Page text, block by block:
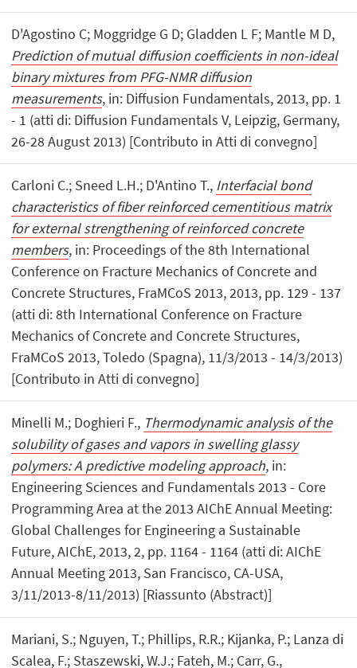
D'Agostino C; Moggridge G D; Gladden L F; Mantle M D,
Prediction of mutual diffusion coefficients in non-ideal
binary mixtures from PFG-NMR diffusion
measurements, in: Diffusion Fundamentals, 2013, pp. 1
- 1 (atti di: Diffusion Fundamentals V, Leipzig, Germany,
26-28 August 2013) [Contributo in Atti di convegno]
Carloni C.; Sneed L.H.; D'Antino T., Interfacial bond
characteristics of fiber reinforced cementitious matrix
for external strengthening of reinforced concrete
members, in: Proceedings of the 8th International
Conference on Fracture Mechanics of Concrete and
Concrete Structures, FraMCoS 2013, 2013, pp. 129 - 137
(atti di: 8th International Conference on Fracture
Mechanics of Concrete and Concrete Structures,
FraMCoS 2013, Toledo (Spagna), 11/3/2013 - 14/3/2013)
[Contributo in Atti di convegno]
Minelli M.; Doghieri F., Thermodynamic analysis of the
solubility of gases and vapors in swelling glassy
polymers: A predictive modeling approach, in:
Engineering Sciences and Fundamentals 2013 - Core
Programming Area at the 2013 AIChE Annual Meeting:
Global Challenges for Engineering a Sustainable
Future, AIChE, 2013, 2, pp. 1164 - 1164 (atti di: AIChE
Annual Meeting 2013, San Francisco, CA-USA,
3/11/2013-8/11/2013) [Riassunto (Abstract)]
Mariani, S.; Nguyen, T.; Phillips, R.R.; Kijanka, P.; Lanza di
Scalea, F.; Staszewski, W.J.; Fateh, M.; Carr, G.,